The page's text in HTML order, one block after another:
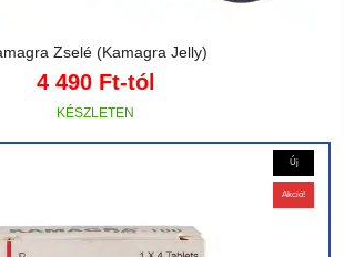
Zselé (Kamagra Jelly)
4 490 Ft-tól
Új
Akció!